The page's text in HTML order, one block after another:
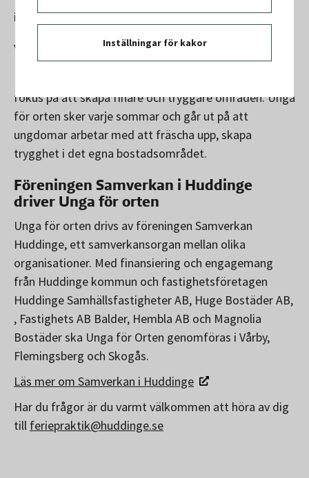
Inställningar för kakor
inte att byta den period man har valt.
Vad är Unga för orten?
fokus på att skapa finare och tryggare områden. Unga
för orten sker varje sommar och går ut på att
ungdomar arbetar med att fräscha upp, skapa
trygghet i det egna bostadsområdet.
Föreningen Samverkan i Huddinge
driver Unga för orten
Unga för orten drivs av föreningen Samverkan
Huddinge, ett samverkansorgan mellan olika
organisationer. Med finansiering och engagemang
från Huddinge kommun och fastighetsföretagen
Huddinge Samhällsfastigheter AB, Huge Bostäder AB,
, Fastighets AB Balder, Hembla AB och Magnolia
Bostäder ska Unga för Orten genomföras i Vårby,
Flemingsberg och Skogås.
Läs mer om Samverkan i Huddinge
Har du frågor är du varmt välkommen att höra av dig
till feriepraktik@huddinge.se